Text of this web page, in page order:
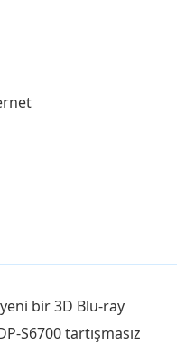
bir 3D Blu-ray
S6700 tartışmasız